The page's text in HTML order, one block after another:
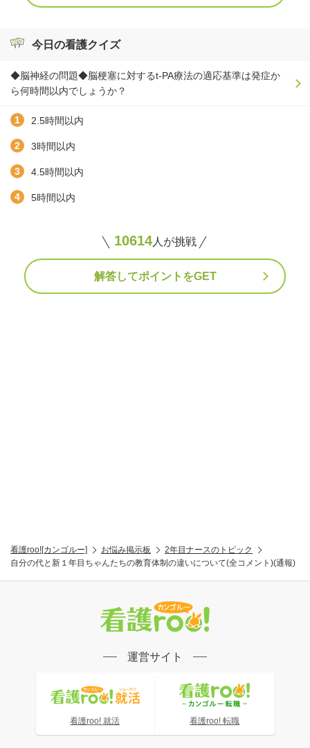
今日の看護クイズ
◆脳神経の問題◆脳梗塞に対するt-PA療法の適応基準は発症か
ら何時間以内でしょうか？
2.5時間以内
3時間以内
4.5時間以内
5時間以内
10614人が挑戦
解答してポイントをGET
看護roo![カンゴルー] お悩み掲示板
2年目ナースのトピック
自分の代と新１年目ちゃんたちの教育体制の違いについて(全コメント)(通報)
運営サイト
看護roo! 就活 看護roo! 転職